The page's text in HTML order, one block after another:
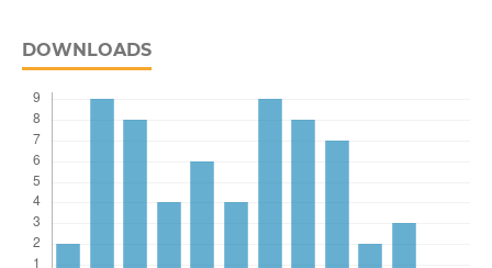
DOWNLOADS